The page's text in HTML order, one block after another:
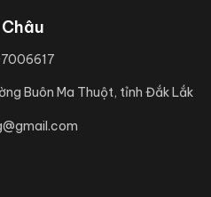
Buôn Ma Thuột, tỉnh Đắk Lắk